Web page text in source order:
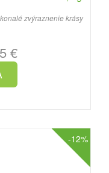
zvýraznenie krásy
€
-12%